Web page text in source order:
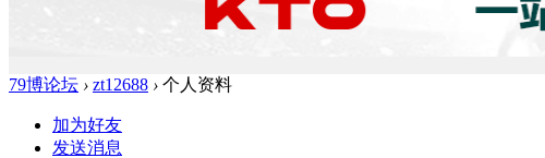
79博论坛 › zt12688 › 个人资料
加为好友
发送消息